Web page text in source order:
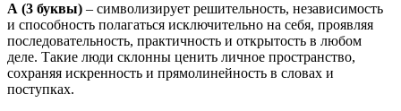
А (3 буквы) – символизирует решительность, независимость
и способность полагаться исключительно на себя, проявляя
последовательность, практичность и открытость в любом
деле. Такие люди склонны ценить личное пространство,
сохраняя искренность и прямолинейность в словах и
поступках.